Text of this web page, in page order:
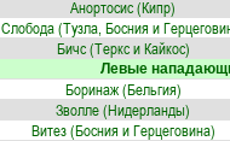
Анортосис (Кипр)
Слобода (Тузла, Босния и
Бичс (Теркс и Кайкос)
Левые
Боринаж (Бельгия)
Зволле (Нидерланды)
Витез (Босния и Герцеговина)